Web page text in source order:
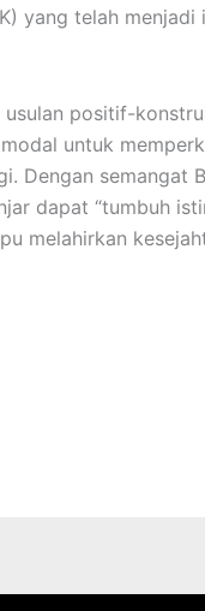
yang telah
usulan positif-
untuk
Dengan semangat
dapat “tumbuh
melahirkan